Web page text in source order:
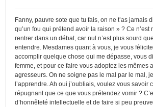
Fanny, pauvre sote que tu fais, on ne t’as jamais
qu’un fou qui prétend avoir la raison » ? Ce n’est
rentrer dans un débat, car nul n’est plus sourd
entendre. Mesdames quant à vous, je vous
accomplir quelque chose qui me dépasse, vous
femme, et pour ce faire vous adoptez les mêmes
agresseurs. On ne soigne pas le mal par le mal,
l’apprendre. Ah oui j’oubliais, voulez vous savoir
répugnant que ce que vous prétendez vomir ?
d’honnêteté intellectuelle et de faire si peu preuve